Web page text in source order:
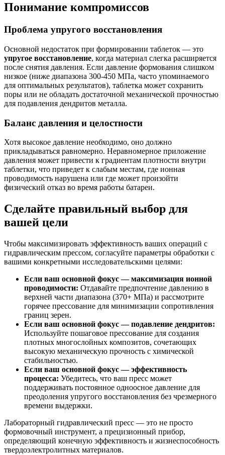
Понимание компромиссов
Проблема упругого восстановления
Основной недостаток при формировании таблеток — это
упругое восстановление, когда материал слегка расширяется
после снятия давления. Если давление формования слишком
низкое (ниже диапазона 300-450 МПа, часто упоминаемого
для оптимальных результатов), таблетка может сохранить
поры или не обладать достаточной механической прочностью
для подавления дендритов металла.
Баланс давления и целостности
Хотя высокое давление необходимо, оно должно
прикладываться равномерно. Неравномерное приложение
давления может привести к градиентам плотности внутри
таблетки, что приведет к слабым местам, где ионная
проводимость нарушена или где может произойти
физический отказ во время работы батареи.
Сделайте правильный выбор для
вашей цели
Чтобы максимизировать эффективность ваших операций с
гидравлическим прессом, согласуйте параметры обработки с
вашими конкретными исследовательскими целями:
Если ваш основной фокус — максимизация ионной
проводимости: Отдавайте предпочтение давлению в
верхней части диапазона (370+ МПа) и рассмотрите
горячее прессование для минимизации сопротивления
границ зерен.
Если ваш основной фокус — подавление дендритов:
Используйте пошаговое прессование для создания
плотных многослойных композитов, сочетающих
высокую механическую прочность с химической
стабильностью.
Если ваш основной фокус — эффективность
процесса: Убедитесь, что ваш пресс может
поддерживать постоянное одноосное давление для
преодоления упругого восстановления без чрезмерного
времени выдержки.
Лабораторный гидравлический пресс — это не просто
формовочный инструмент, а прецизионный прибор,
определяющий конечную эффективность и жизнеспособность
твердоэлектролитных материалов.